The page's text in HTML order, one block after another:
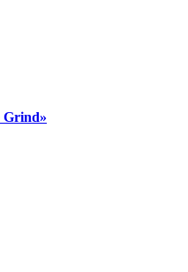
Grind»